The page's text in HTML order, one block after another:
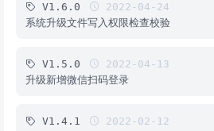
V1.6.0 2022-04-24
系统升级文件写入权限检查校验
V1.5.0 2022-04-13
升级新增微信扫码登录
V1.4.1 2022-02-12